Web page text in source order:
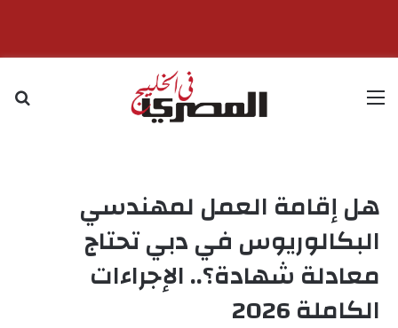
القائمة
هل إقامة العمل لمهندسي
البكالوريوس في دبي تحتاج
معادلة شهادة؟.. الإجراءات
الكاملة 2026